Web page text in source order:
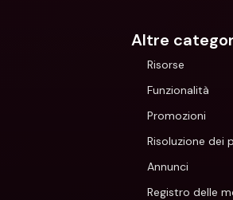
Altre
Risorse
Funzionalità
Promozioni
Risoluzione dei
Annunci
Registro delle